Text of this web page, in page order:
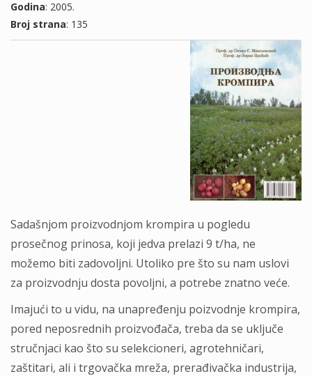
Godina: 2005.
Broj strana: 135
Sadašnjom proizvodnjom krompira u pogledu
prosečnog prinosa, koji jedva prelazi 9 t/ha, ne
možemo biti zadovoljni. Utoliko pre što su nam uslovi
za proizvodnju dosta povoljni, a potrebe znatno veće.
Imajući to u vidu, na unapređenju poizvodnje krompira,
pored neposrednih proizvođača, treba da se uključe
stručnjaci kao što su selekcioneri, agrotehničari,
zaštitari, ali i trgovačka mreža, prerađivačka industrija,